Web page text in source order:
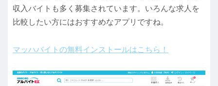
収入バイトも多く募集されています。いろんな求人を
比較したい方にはおすすめなアプリですね。
マッハバイトの無料インストールはこちら！